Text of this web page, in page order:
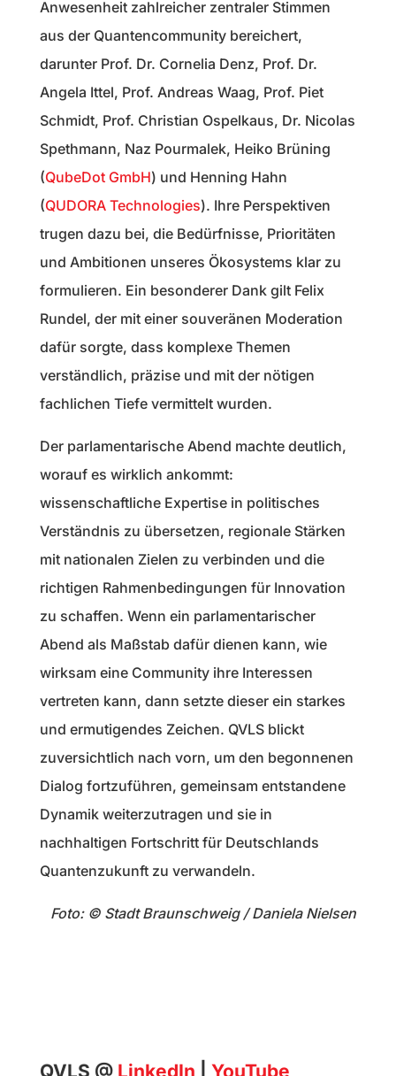
Anwesenheit zahlreicher zentraler Stimmen
aus der Quantencommunity bereichert,
darunter Prof. Dr. Cornelia Denz, Prof. Dr.
Angela Ittel, Prof. Andreas Waag, Prof. Piet
Schmidt, Prof. Christian Ospelkaus, Dr. Nicolas
Spethmann, Naz Pourmalek, Heiko Brüning
(QubeDot GmbH) und Henning Hahn
(QUDORA Technologies). Ihre Perspektiven
trugen dazu bei, die Bedürfnisse, Prioritäten
und Ambitionen unseres Ökosystems klar zu
formulieren. Ein besonderer Dank gilt Felix
Rundel, der mit einer souveränen Moderation
dafür sorgte, dass komplexe Themen
verständlich, präzise und mit der nötigen
fachlichen Tiefe vermittelt wurden.
Der parlamentarische Abend machte deutlich,
worauf es wirklich ankommt:
wissenschaftliche Expertise in politisches
Verständnis zu übersetzen, regionale Stärken
mit nationalen Zielen zu verbinden und die
richtigen Rahmenbedingungen für Innovation
zu schaffen. Wenn ein parlamentarischer
Abend als Maßstab dafür dienen kann, wie
wirksam eine Community ihre Interessen
vertreten kann, dann setzte dieser ein starkes
und ermutigendes Zeichen. QVLS blickt
zuversichtlich nach vorn, um den begonnenen
Dialog fortzuführen, gemeinsam entstandene
Dynamik weiterzutragen und sie in
nachhaltigen Fortschritt für Deutschlands
Quanten­zukunft zu verwandeln.
Foto: © Stadt Braunschweig / Daniela Nielsen
QVLS @ LinkedIn YouTube